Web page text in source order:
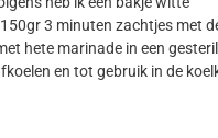
3 minuten zachtjes met
hete marinade in een
en tot gebruik in de